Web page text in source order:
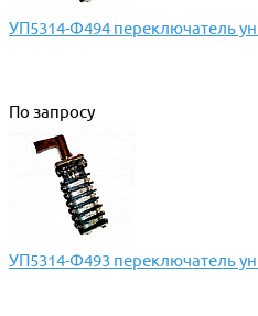
УП5314-Ф494 переключатель
По запросу
УП5314-Ф493 переключатель